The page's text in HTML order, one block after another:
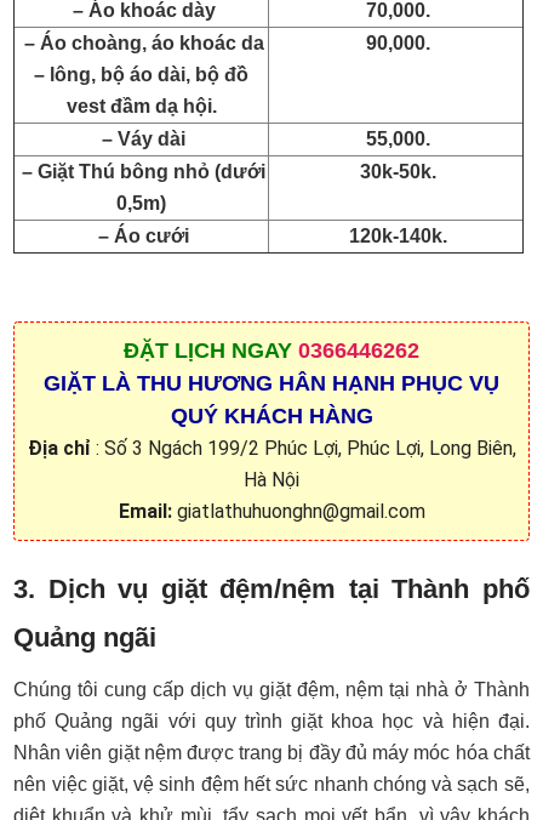
– Áo khoác dày
70,000.
– Áo choàng, áo khoác da
– lông, bộ áo dài, bộ đồ
vest đầm dạ hội.
90,000.
– Váy dài
55,000.
– Giặt Thú bông nhỏ (dưới
0,5m)
30k-50k.
– Áo cưới 120k-140k.
ĐẶT LỊCH NGAY 0366446262
GIẶT LÀ THU HƯƠNG HÂN HẠNH PHỤC VỤ
QUÝ KHÁCH HÀNG
Địa chỉ : Số 3 Ngách 199/2 Phúc Lợi, Phúc Lợi, Long Biên,
Hà Nội
Email:giatlathuhuonghn@gmail.com
3. Dịch vụ giặt đệm/nệm tại Thành phố
Quảng ngãi
Chúng tôi cung cấp dịch vụ giặt đệm, nệm tại nhà ở Thành
phố Quảng ngãi với quy trình giặt khoa học và hiện đại.
Nhân viên giặt nệm được trang bị đầy đủ máy móc hóa chất
nên việc giặt, vệ sinh đệm hết sức nhanh chóng và sạch sẽ,
diệt khuẩn và khử mùi, tẩy sạch mọi vết bẩn, vì vậy khách